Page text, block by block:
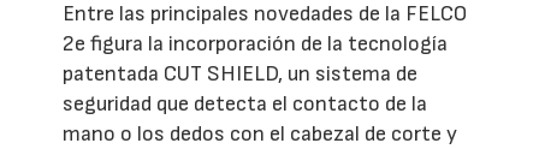
Entre las principales novedades de la FELCO
2e figura la incorporación de la tecnología
patentada CUT SHIELD, un sistema de
seguridad que detecta el contacto de la
mano o los dedos con el cabezal de corte y